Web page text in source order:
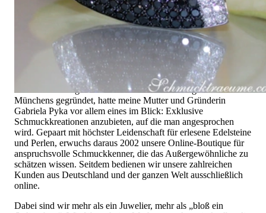
Hochwertiger Schmuck ist vor allem eine Frage des
Vertrauens. Zugleich sollte er so einzigartig sein wie die Frau,
die ihn trägt. Schmuck „von der Stange“ werden Sie daher bei
uns ebenso wenig finden wie Hotlines mit langen
Warteschleifen.
Hochwertiger Schmuck ist mehr als „nur ein Accessoire“ - das
ist nicht nur unsere Überzeugung, sondern auch der Gedanke,
mit dem alles begann. 1995 als kleines Juweliergeschäft nahe
Münchens gegründet, hatte meine Mutter und Gründerin
Gabriela Pyka vor allem eines im Blick: Exklusive
Schmuckkreationen anzubieten, auf die man angesprochen
wird. Gepaart mit höchster Leidenschaft für erlesene Edelsteine
und Perlen, erwuchs daraus 2002 unsere Online-Boutique für
anspruchsvolle Schmuckkenner, die das Außergewöhnliche zu
schätzen wissen. Seitdem bedienen wir unsere zahlreichen
Kunden aus Deutschland und der ganzen Welt ausschließlich
online.
Dabei sind wir mehr als ein Juwelier, mehr als „bloß ein